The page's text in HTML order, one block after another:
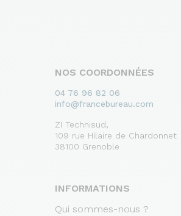
NOS COORDONNÉES
04 76 96 82 06
info@francebureau.com
ZI Technisud,
109 rue Hilaire de Chardonnet
38100 Grenoble
INFORMATIONS
Qui sommes-nous ?